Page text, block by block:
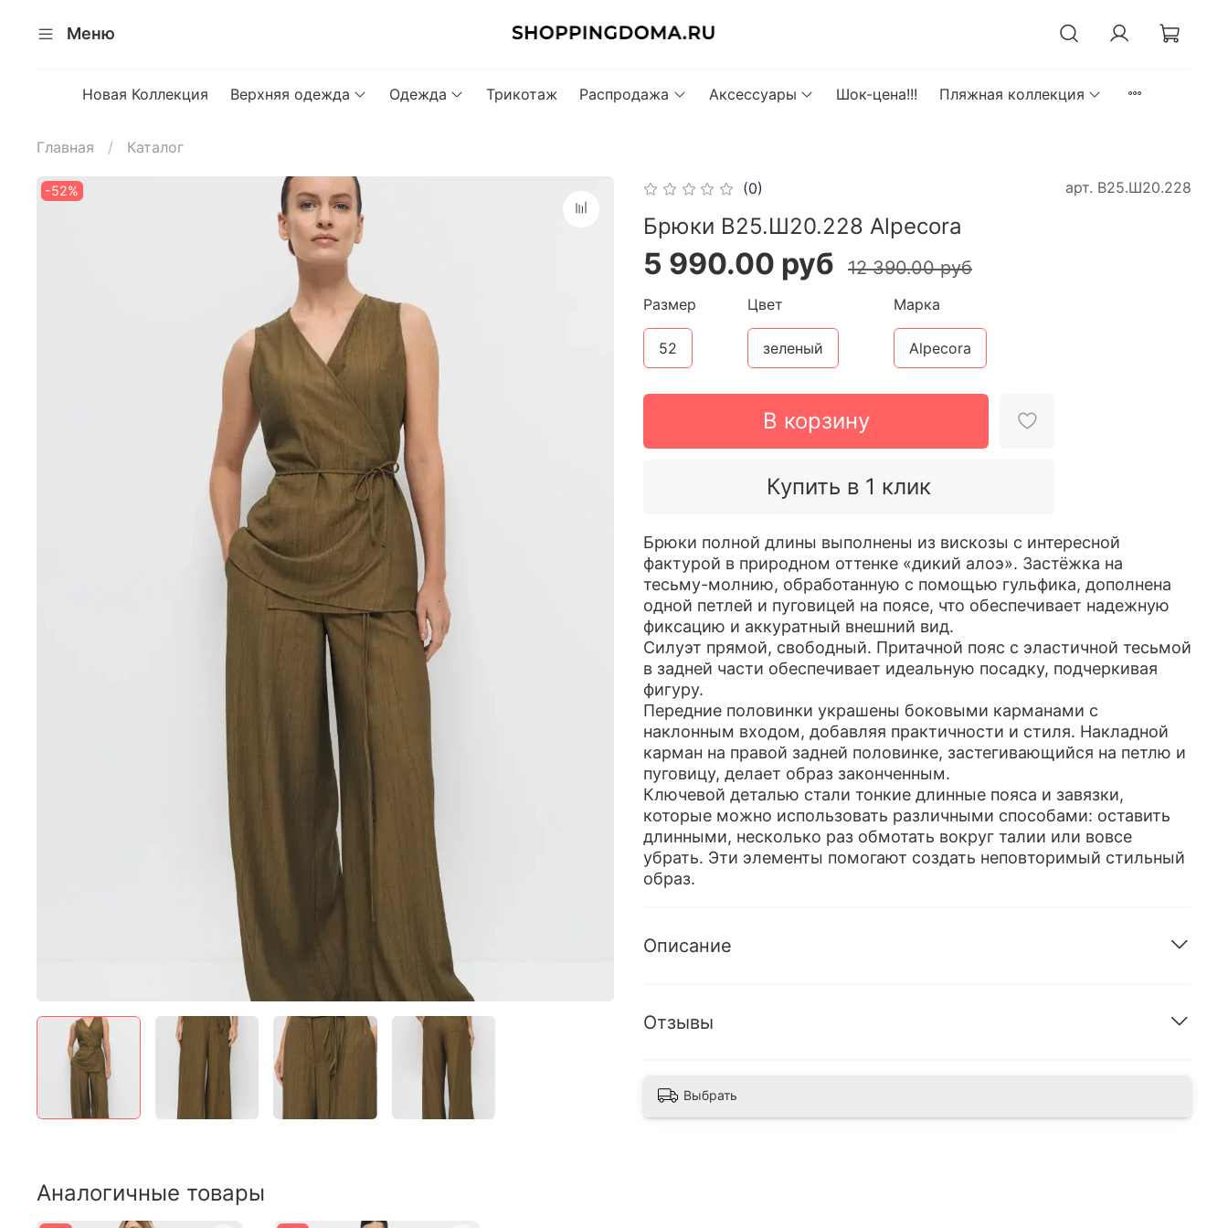
Меню
Новая Коллекция Верхняя одежда Одежда Трикотаж Распродажа Аксессуары Шок-цена!!! Пляжная коллекция
Главная Каталог
-52% (0) арт. В25.Ш20.228
Брюки В25.Ш20.228 Alpecora
5 990.00 руб 12 390.00 руб
В корзину
Купить в 1 клик
Размер
52
Цвет
зеленый
Марка
Alpecora
Брюки полной длины выполнены из вискозы с интересной
фактурой в природном оттенке «дикий алоэ». Застёжка на
тесьму-молнию, обработанную с помощью гульфика, дополнена
одной петлей и пуговицей на поясе, что обеспечивает надежную
фиксацию и аккуратный внешний вид.
Силуэт прямой, свободный. Притачной пояс с эластичной тесьмой
в задней части обеспечивает идеальную посадку, подчеркивая
фигуру.
Передние половинки украшены боковыми карманами с
наклонным входом, добавляя практичности и стиля. Накладной
карман на правой задней половинке, застегивающийся на петлю и
пуговицу, делает образ законченным.
Ключевой деталью стали тонкие длинные пояса и завязки,
которые можно использовать различными способами: оставить
длинными, несколько раз обмотать вокруг талии или вовсе
убрать. Эти элементы помогают создать неповторимый стильный
образ.
Описание
Отзывы
Выбрать
Аналогичные товары